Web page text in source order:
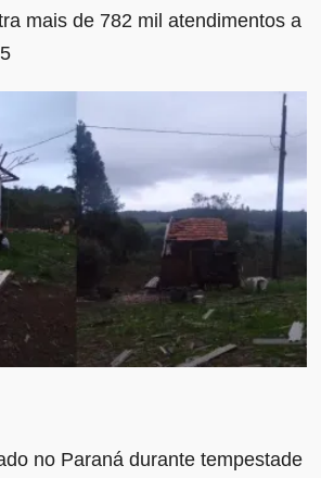
mais de 782 mil atendimentos a
no Paraná durante tempestade